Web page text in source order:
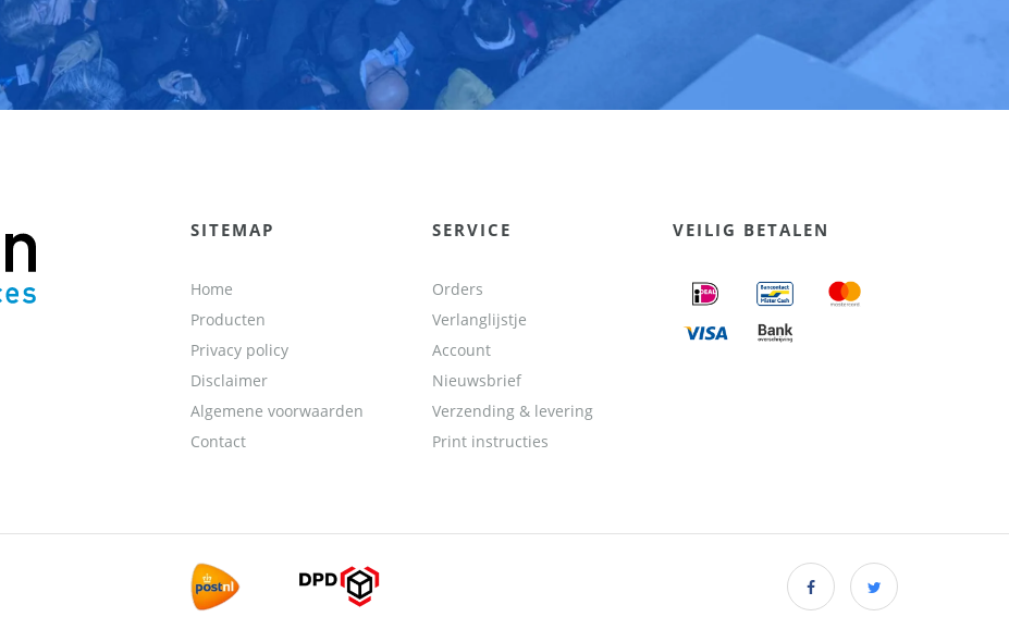
SITEMAP
Home
Producten
Privacy policy
Disclaimer
Algemene voorwaarden
Contact
SERVICE
Orders
Verlanglijstje
Account
Nieuwsbrief
Verzending & levering
Print instructies
VEILIG BETALEN